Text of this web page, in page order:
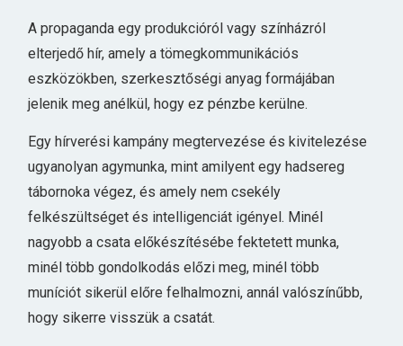
A propaganda egy produkcióról vagy színházról
elterjedő hír, amely a tömegkommunikációs
eszközökben, szerkesztőségi anyag formájában
jelenik meg anélkül, hogy ez pénzbe kerülne.
Egy hírverési kampány megtervezése és kivitelezése
ugyanolyan agymunka, mint amilyent egy hadsereg
tábornoka végez, és amely nem csekély
felkészültséget és intelligenciát igényel. Minél
nagyobb a csata előkészítésébe fektetett munka,
minél több gondolkodás előzi meg, minél több
muníciót sikerül előre felhalmozni, annál valószínűbb,
hogy sikerre visszük a csatát.